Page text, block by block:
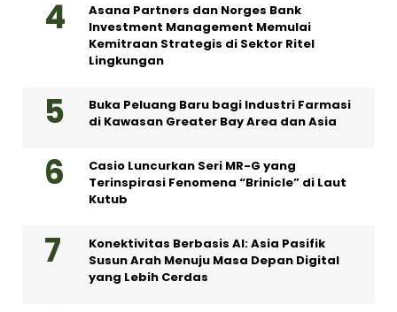
Asana Partners dan Norges Bank
Investment Management Memulai
Kemitraan Strategis di Sektor Ritel
Lingkungan
Buka Peluang Baru bagi Industri Farmasi
di Kawasan Greater Bay Area dan Asia
Casio Luncurkan Seri MR-G yang
Terinspirasi Fenomena “Brinicle” di Laut
Kutub
Konektivitas Berbasis AI: Asia Pasifik
Susun Arah Menuju Masa Depan Digital
yang Lebih Cerdas